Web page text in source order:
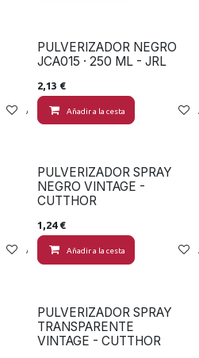
Añadir a lista de deseos
PULVERIZADOR NEGRO
JCA015 · 250 ML - JRL
2,13 €
Añadir a la cesta
Añadir a lista de deseos
PULVERIZADOR SPRAY
NEGRO VINTAGE -
CUTTHOR
1,24€
Añadir a la cesta
PULVERIZADOR SPRAY
TRANSPARENTE
VINTAGE - CUTTHOR